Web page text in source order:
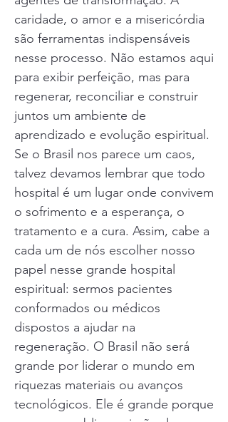
caridade, o amor e a misericórdia
são ferramentas indispensáveis
nesse processo. Não estamos aqui
para exibir perfeição, mas para
regenerar, reconciliar e construir
juntos um ambiente de
aprendizado e evolução espiritual.
Se o Brasil nos parece um caos,
talvez devamos lembrar que todo
hospital é um lugar onde convivem
o sofrimento e a esperança, o
tratamento e a cura. Assim, cabe a
cada um de nós escolher nosso
papel nesse grande hospital
espiritual: sermos pacientes
conformados ou médicos
dispostos a ajudar na
regeneração. O Brasil não será
grande por liderar o mundo em
riquezas materiais ou avanços
tecnológicos. Ele é grande porque